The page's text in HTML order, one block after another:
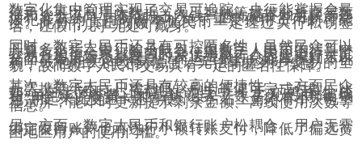
数字化集中管理实现了交易可追踪，央行能掌握全量
信息，可以利用大数据、人工智能等技术分析交易数
据和资金流向，防范打击洗钱、恐怖融资和逃税等违
法犯罪行为，同时基本杜绝了重复使用货币的可能
性。此外，真正的数字人民币一定经过央行私钥签
名，让假币几乎无处可藏身。
同时，数字人民币还具有可控匿名性，虽然民众可以
开通多个指定银行的子钱包，但数字人民币的清算中
心只有央行一家。每当民众使用数字人民币进行一笔
交易，相关信息都要同时发送给央行，因此央行可以
全面掌握所有交易信息，而运营银行只能掌握和本机
构子钱包相关的交易信息，无法掌握用户交易的全
貌，故而数字人民币交易具有一定的匿名性保障。
其次，数字人民币还具有较高的便捷性，一方面民众
无需携带纸币，只需扫码、刷卡等便可完成付款。比
如，在上海同仁医院的试点中，于亦鸣医生成
功“刷”好了餐费，他告诉记者，数字人民币“硬钱
包”用起来比交通卡还方便，卡片右上角附有小块电子
显示屏，能即时更新提示剩余金额、离线使用次数等
信息。
另一方面，数字人民币和银行账户松耦合，用户无需
绑定银行账户也可进行小额转账支付，降低了偏远贫
困地区用户的使用门槛。